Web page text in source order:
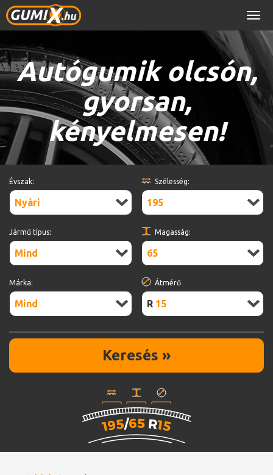
Autógumik olcsón,
gyorsan,
kényelmesen!
Évszak:
Nyári
Jármű típus:
Mind
Márka:
Mind
Szélesség:
195
Magasság:
65
Átmérő
R15
Keresés »